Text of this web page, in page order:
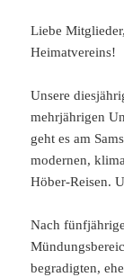
Liebe
Heimatvereins!
Unsere
mehrjährigen
geht es am
modernen,
Höber-Reisen.
Nach
begradigten,